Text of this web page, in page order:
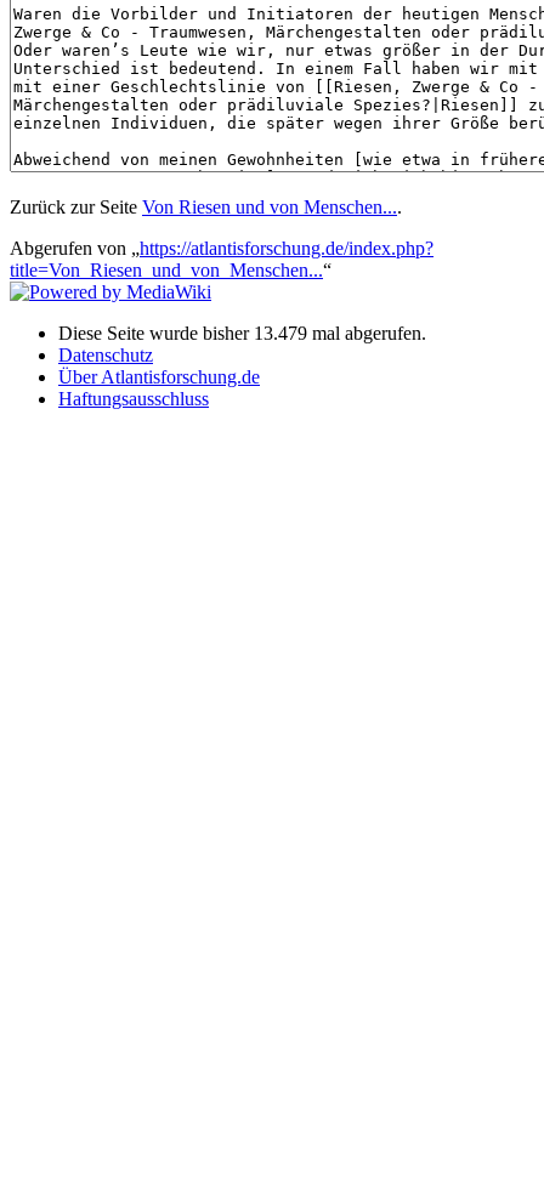
Zurück zur Seite Von Riesen und von Menschen....
Abgerufen von „https://atlantisforschung.de/index.php?
title=Von_Riesen_und_von_Menschen...“
Diese Seite wurde bisher 13.479 mal abgerufen.
Datenschutz
Über Atlantisforschung.de
Haftungsausschluss